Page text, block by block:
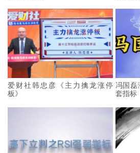
爱财社韩忠彦《主力擒龙涨停
板》
冯国
套指标